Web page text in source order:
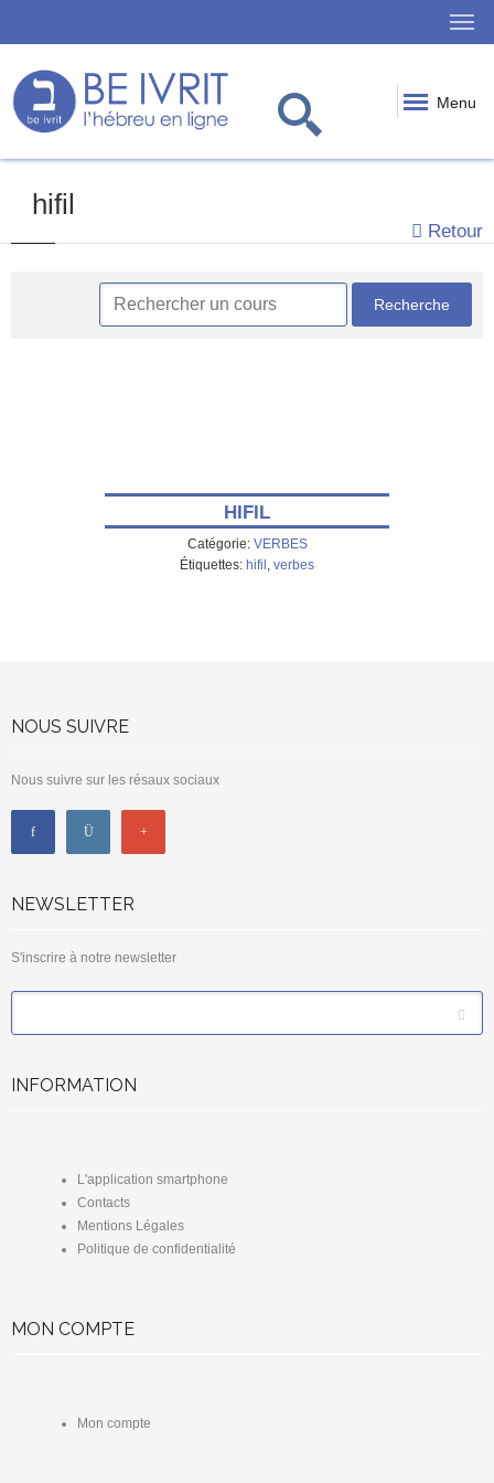
Menu
hifil
Retour
HIFIL
Catégorie: VERBES
Étiquettes: hifil , verbes
NOUS SUIVRE
Nous suivre sur les résaux sociaux
NEWSLETTER
S'inscrire à notre newsletter
INFORMATION
L'application smartphone
Contacts
Mentions Légales
Politique de confidentialité
MON COMPTE
Mon compte